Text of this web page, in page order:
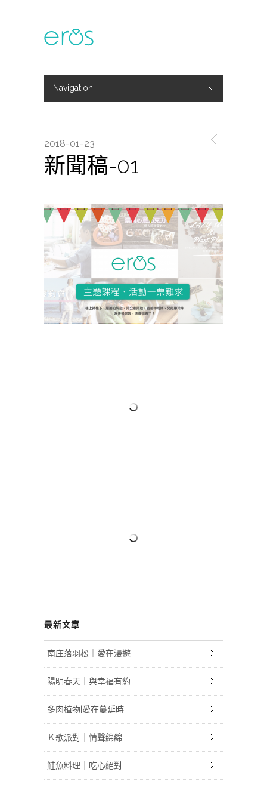
Navigation
2018-01-23
新聞稿-01
最新文章
南庄落羽松｜愛在漫遊
陽明春天｜與幸福有約
多肉植物|愛在蔓延時
Ｋ歌派對｜情聲綿綿
鮭魚料理｜吃心絕對